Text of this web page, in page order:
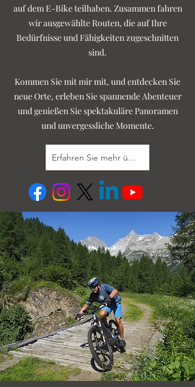
auf dem E-Bike teilhaben. Zusammen fahren
wir ausgewählte Routen, die auf Ihre
Bedürfnisse und Fähigkeiten zugeschnitten
sind.
Kommen Sie mit mir mit, und entdecken Sie
neue Orte, erleben Sie spannende Abenteuer
und genießen Sie spektakuläre Panoramen
und unvergessliche Momente.
Erfahren Sie mehr über mich